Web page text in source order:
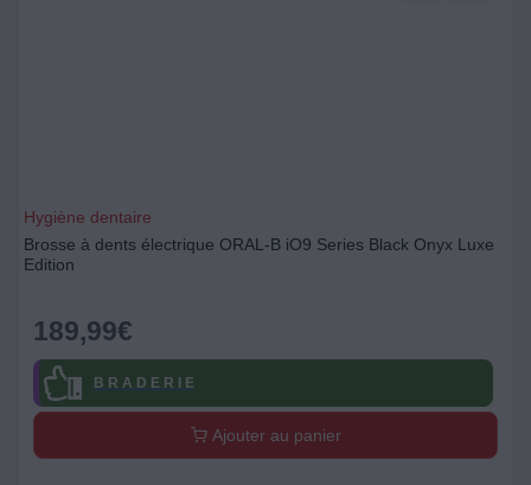
Hygiène dentaire
Brosse à dents électrique ORAL-B iO9 Series Black Onyx Luxe
Edition
189,99€
B R A D E R I E
Ajouter au panier